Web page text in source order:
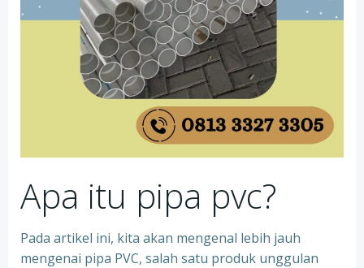
Apa itu pipa pvc?
Pada artikel ini, kita akan mengenal lebih jauh
mengenai pipa PVC, salah satu produk unggulan